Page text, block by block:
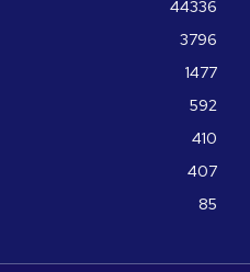
44336
3796
1477
592
410
407
85